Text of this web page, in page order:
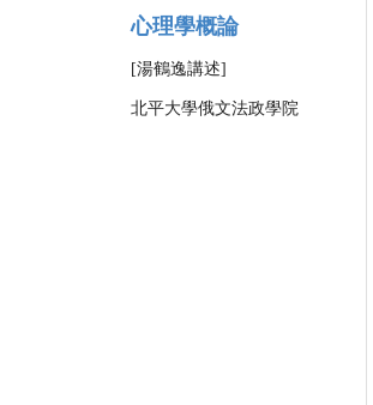
心理學概論
[湯鶴逸講述]
北平大學俄文法政學院